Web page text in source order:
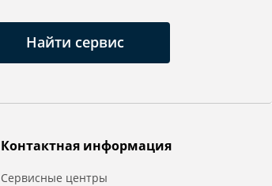
Найти сервис
Контактная информация
Сервисные центры